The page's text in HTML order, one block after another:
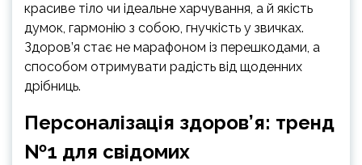
красиве тіло чи ідеальне харчування, а й якість
думок, гармонію з собою, гнучкість у звичках.
Здоров’я стає не марафоном із перешкодами, а
способом отримувати радість від щоденних
дрібниць.
Персоналізація здоров’я: тренд
№1 для свідомих